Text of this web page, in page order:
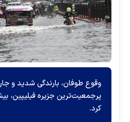
وقوع طوفان، بارندگی شدید و
کرد.